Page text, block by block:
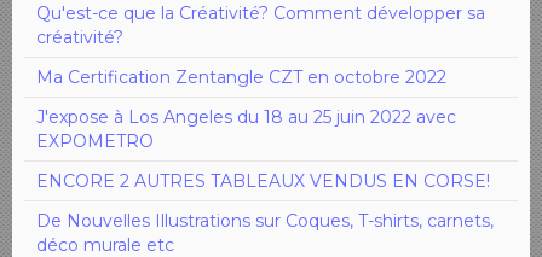
Qu'est-ce que la Créativité? Comment développer sa
créativité?
Ma Certification Zentangle CZT en octobre 2022
J'expose à Los Angeles du 18 au 25 juin 2022 avec
EXPOMETRO
ENCORE 2 AUTRES TABLEAUX VENDUS EN CORSE!
De Nouvelles Illustrations sur Coques, T-shirts, carnets,
déco murale etc